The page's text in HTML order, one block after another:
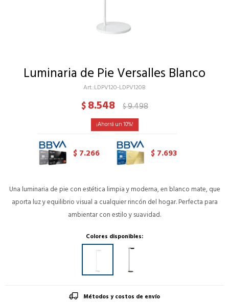
Luminaria de Pie Versalles Blanco
LDPV120-LDPV120B
$8.548 $9.498
10
$ 7.266 $ 7.693
Una luminaria de pie con estética limpia y moderna, en blanco mate, que
aporta luz y equilibrio visual a cualquier rincón del hogar. Perfecta para
ambientar con estilo y suavidad.
Colores disponibles:
Métodos y costos de envío